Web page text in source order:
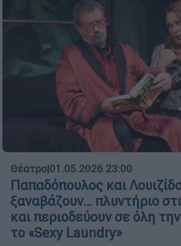
Θέατρο|01.05.2026 23:00
Παπαδόπουλος και
ξαναβάζουν… πλυντήριο
και περιοδεύουν σε όλη
το «Sexy Laundry»